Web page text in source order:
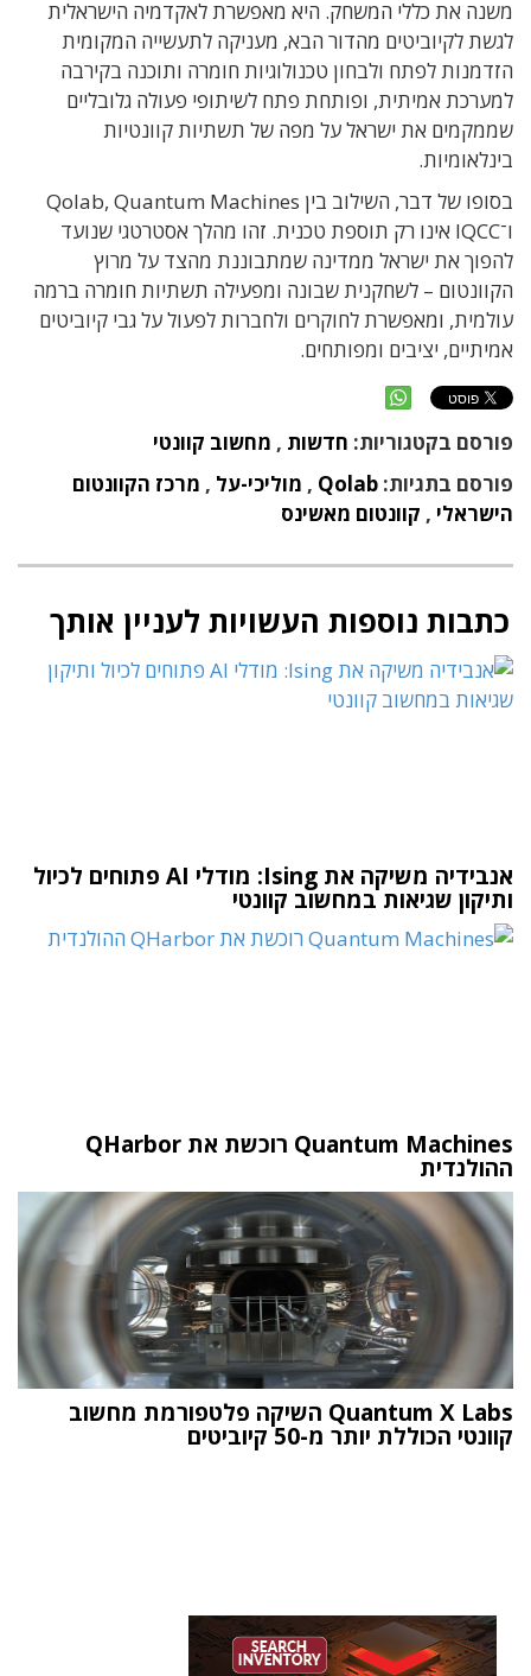
משנה את כללי המשחק. היא מאפשרת לאקדמיה הישראלית
לגשת לקיוביטים מהדור הבא, מעניקה לתעשייה המקומית
הזדמנות לפתח ולבחון טכנולוגיות חומרה ותוכנה בקירבה
למערכת אמיתית, ופותחת פתח לשיתופי פעולה גלובליים
שממקמים את ישראל על מפה של תשתיות קוונטיות
בינלאומיות.
בסופו של דבר, השילוב בין Qolab, Quantum Machines
ו־IQCC אינו רק תוספת טכנית. זהו מהלך אסטרטגי שנועד
להפוך את ישראל ממדינה שמתבוננת מהצד על מרוץ
הקוונטום – לשחקנית שבונה ומפעילה תשתיות חומרה ברמה
עולמית, ומאפשרת לחוקרים ולחברות לפעול על גבי קיוביטים
אמיתיים, יציבים ומפותחים.
פורסם בקטגוריות: חדשות , מחשוב קוונטי
פורסם בתגיות: Qolab
, מוליכי-על , מרכז הקוונטום
הישראלי , קוונטום מאשינס
כתבות נוספות העשויות לעניין אותך
אנבידיה משיקה את Ising: מודלי AI פתוחים לכיול
ותיקון שגיאות במחשוב קוונטי
Quantum Machines רוכשת את QHarbor
ההולנדית
Quantum X Labs השיקה פלטפורמת מחשוב
קוונטי הכוללת יותר מ-50 קיוביטים